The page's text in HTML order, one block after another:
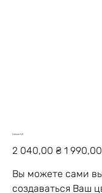
Deluxe N9
Первоначальная
цена
2 040,00 ₴ Спеццена
1
Вы можете сами
создаваться Ваш